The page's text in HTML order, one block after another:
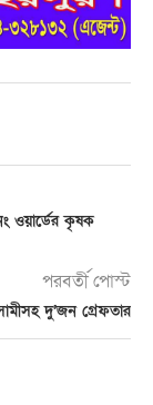
ওয়ার্ডের কৃষক
পরবর্তী পোস্ট
দু’জন গ্রেফতার